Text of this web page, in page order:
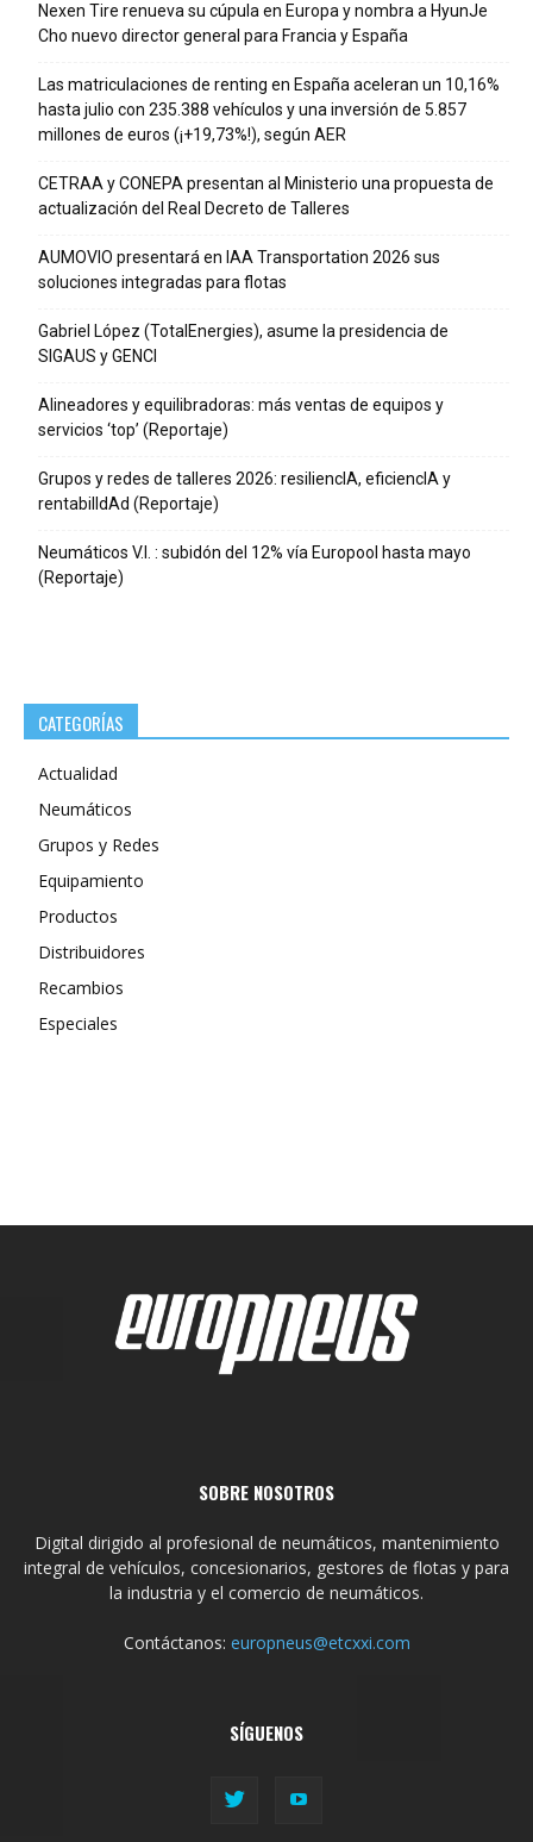
Nexen Tire renueva su cúpula en Europa y nombra a HyunJe
Cho nuevo director general para Francia y España
Las matriculaciones de renting en España aceleran un 10,16%
hasta julio con 235.388 vehículos y una inversión de 5.857
millones de euros (¡+19,73%!), según AER
CETRAA y CONEPA presentan al Ministerio una propuesta de
actualización del Real Decreto de Talleres
AUMOVIO presentará en IAA Transportation 2026 sus
soluciones integradas para flotas
Gabriel López (TotalEnergies), asume la presidencia de
SIGAUS y GENCI
Alineadores y equilibradoras: más ventas de equipos y
servicios ‘top’ (Reportaje)
Grupos y redes de talleres 2026: resiliencIA, eficiencIA y
rentabilIdAd (Reportaje)
Neumáticos V.I. : subidón del 12% vía Europool hasta mayo
(Reportaje)
CATEGORÍAS
Actualidad
Neumáticos
Grupos y Redes
Equipamiento
Productos
Distribuidores
Recambios
Especiales
SOBRE NOSOTROS
Digital dirigido al profesional de neumáticos, mantenimiento
integral de vehículos, concesionarios, gestores de flotas y para
la industria y el comercio de neumáticos.
Contáctanos: europneus@etcxxi.com
SÍGUENOS